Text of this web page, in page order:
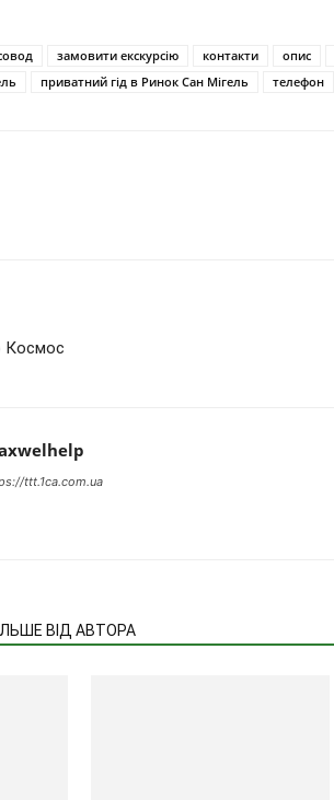
замовити екскурсію контакти опис
приватний гід в Ринок Сан Мігель телефон
Космос
ttt.1ca.com.ua
ВІД АВТОРА